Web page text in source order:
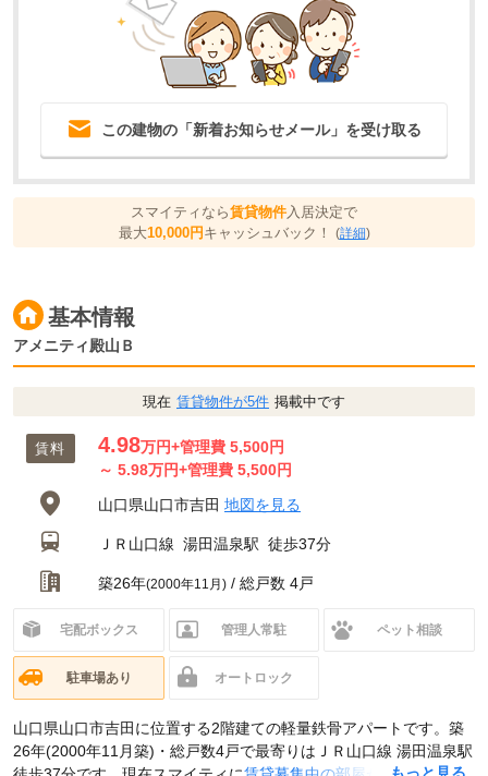
この建物の「新着お知らせメール」を受け取る
スマイティなら賃貸物件 入居決定で
最大10,000円キャッシュバック！ (詳細)
基本情報
アメニティ殿山Ｂ
現在 賃貸物件が5件 掲載中です
賃料 4.98万円+管理費 5,500円
～ 5.98万円+管理費 5,500円
山口県山口市吉田 地図を見る
ＪＲ山口線 湯田温泉駅 徒歩37分
築26年(2000年11月) / 総戸数 4戸
宅配ボックス 管理人常駐 ペット相談
駐車場あり オートロック
…もっと見る
山口県山口市吉田に位置する2階建ての軽量鉄骨アパートです。築
26年(2000年11月築)・総戸数4戸で最寄りはＪＲ山口線 湯田温泉駅